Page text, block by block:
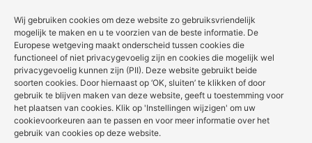
Wij gebruiken cookies om deze website zo gebruiksvriendelijk
mogelijk te maken en u te voorzien van de beste informatie. De
Europese wetgeving maakt onderscheid tussen cookies die
functioneel of niet privacygevoelig zijn en cookies die mogelijk wel
privacygevoelig kunnen zijn (PII). Deze website gebruikt beide
soorten cookies. Door hiernaast op ‘OK, sluiten’ te klikken of door
gebruik te blijven maken van deze website, geeft u toestemming voor
het plaatsen van cookies. Klik op 'Instellingen wijzigen' om uw
cookievoorkeuren aan te passen en voor meer informatie over het
gebruik van cookies op deze website.